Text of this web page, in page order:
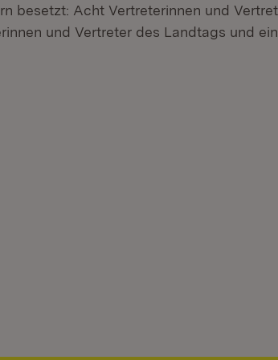
besetzt: Acht Vertreterinnen und
und Vertreter des Landtags und